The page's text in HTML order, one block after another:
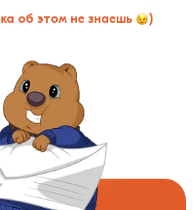
об этом не знаешь )